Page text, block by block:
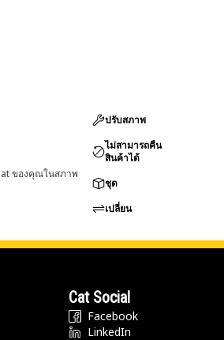
ของคุณในสภาพ
ปรับสภาพ
ไม่สามารถคืน
สินค้าได้
ชุด
เปลี่ยน
Cat Social
Facebook
LinkedIn